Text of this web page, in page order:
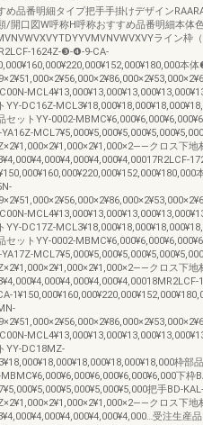
め品番明細タイプ把手手掛けデザイン
/開口図W呼称H呼称おすすめ品番明細本体
ライン枠（
1624Z-❸-❹-9-CA-
本
YY-DC16Z-
セットYY-0002-
クロス下地
YY-DC17Z-
セットYY-0002-
クロス下地
YY-DC18MZ-
枠部
下枠
把手BD-KAL-
クロス下地
受注生産